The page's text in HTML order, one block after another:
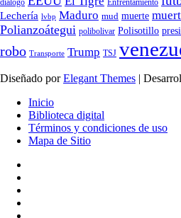
diálogo
Enfrentamiento
Lechería lvbp Maduro mud muerte
Polianzoátegui polibolivar Polisotillo
robo Transporte Trump TSJ
Diseñado porElegant Themes |
Inicio
Biblioteca digital
Términos y condiciones de uso
Mapa de Sitio